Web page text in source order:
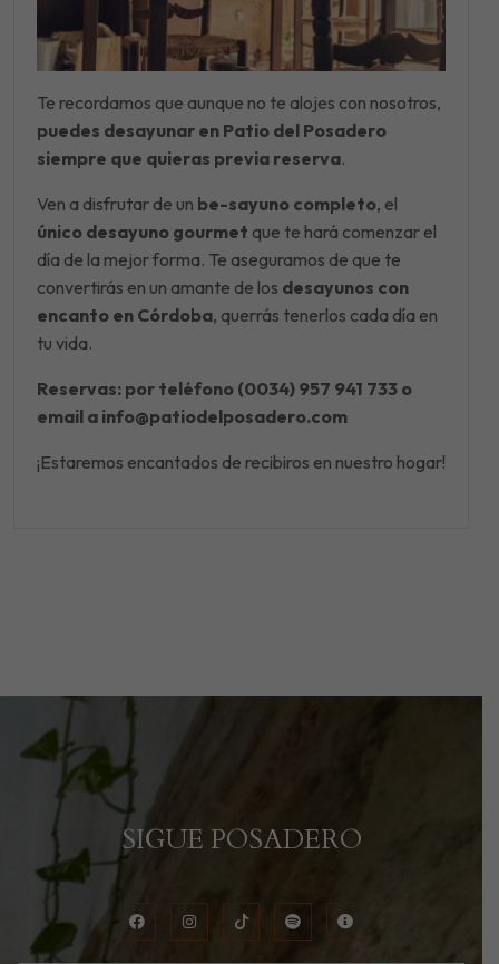
Te recordamos que aunque no te alojes con nosotros,
puedes desayunar en Patio del Posadero
siempre que quieras previa reserva.
Ven a disfrutar de un be-sayuno completo, el
único desayuno gourmet que te hará comenzar el
día de la mejor forma. Te aseguramos de que te
convertirás en un amante de los desayunos con
encanto en Córdoba, querrás tenerlos cada día en
tu vida.
Reservas: por teléfono (0034) 957 941 733 o
email a info@patiodelposadero.com
¡Estaremos encantados de recibiros en nuestro hogar!
SIGUE POSADERO